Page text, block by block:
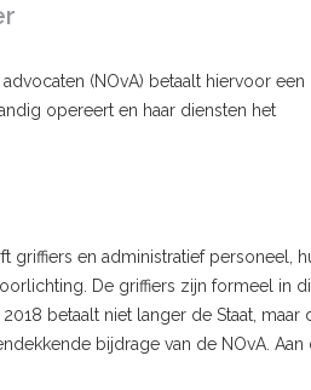
(NOvA) betaalt hiervoor een
opereert en haar diensten het
griffiers en administratief personeel,
De griffiers zijn formeel in
betaalt niet langer de Staat, maar
bijdrage van de NOvA. Aan